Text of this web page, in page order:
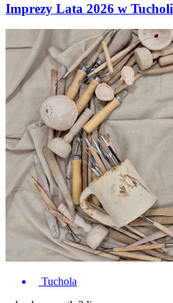
Imprezy Lata 2026 w Tucholi
Tuchola